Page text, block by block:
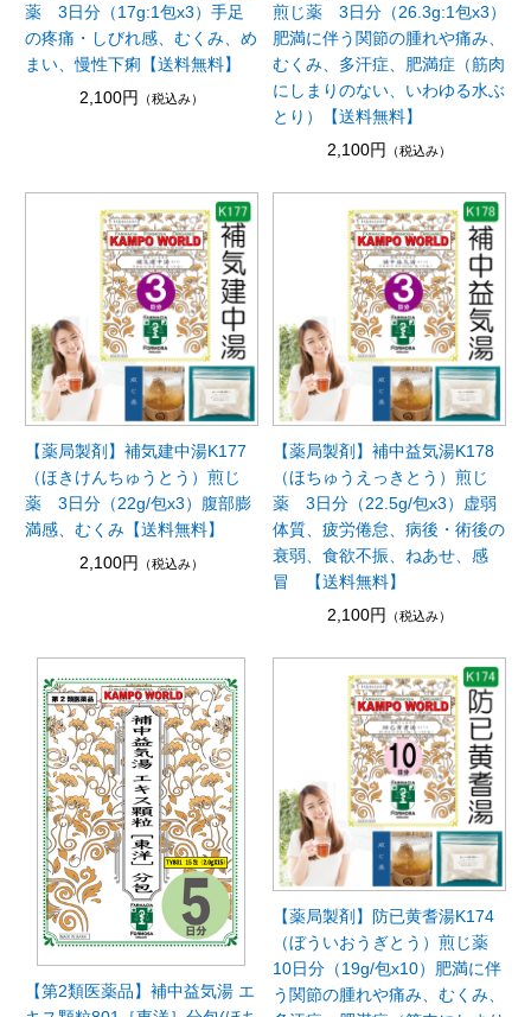
薬 3日分（17g:1包x3）手足
の疼痛・しびれ感、むくみ、め
まい、慢性下痢【送料無料】
2,100円
（税込み）
煎じ薬 3日分（26.3g:1包x3）
肥満に伴う関節の腫れや痛み、
むくみ、多汗症、肥満症（筋肉
にしまりのない、いわゆる水ぶ
とり）【送料無料】
2,100円
（税込み）
【薬局製剤】補気建中湯K177
（ほきけんちゅうとう）煎じ
薬 3日分（22g/包x3）腹部膨
満感、むくみ【送料無料】
2,100円
（税込み）
【薬局製剤】補中益気湯K178
（ほちゅうえっきとう）煎じ
薬 3日分（22.5g/包x3）虚弱
体質、疲労倦怠、病後・術後の
衰弱、食欲不振、ねあせ、感
冒 【送料無料】
2,100円
（税込み）
【第2類医薬品】補中益気湯 エ
【薬局製剤】防已黄耆湯K174
（ぼういおうぎとう）煎じ薬
10日分（19g/包x10）肥満に伴
う関節の腫れや痛み、むくみ、